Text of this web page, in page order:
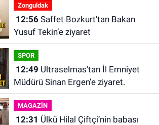
Zonguldak
12:56Saffet Bozkurt'tan Bakan
Yusuf Tekin’e ziyaret
SPOR
12:49
Müdürü Sinan Ergen’e ziyaret.
MAGAZİN
12:31